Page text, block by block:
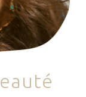
eauté